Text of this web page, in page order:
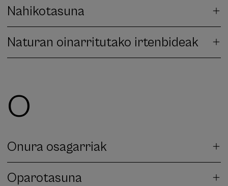
Nahikotasuna
Naturan oinarritutako irtenbideak
O
Onura osagarriak
Oparotasuna